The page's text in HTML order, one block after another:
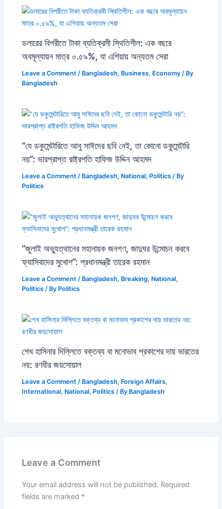
ডলারের বিপরীতে টাকা ব্যতিক্রমী স্থিতিশীল: এক বছরে
অবমূল্যায়ন মাত্র ০.৫৯%, যা এশিয়ায় অন্যতম সেরা
Leave a Comment / Bangladesh, Business, Economy / By
Bangladesh
“যে ডকুমেন্টারিতে আবু সাঈদের ছবি নেই, তা কোনো ডকুমেন্টারি
নয়”: ভারপ্রাপ্ত রাষ্ট্রপতি হাফিজ উদ্দিন আহমদ
Leave a Comment / Bangladesh, National, Politics / By
Politics
“জুলাই অভ্যুত্থানের মহানায়ক জনগণ, জাদুঘর উন্মোচন করবে
ফ্যাসিবাদের মুখোশ”: প্রধানমন্ত্রী তারেক রহমান
Leave a Comment / Bangladesh, Breaking, National,
Politics / By Politics
শেখ হাসিনার দিল্লিতে বক্তব্য বা মনোভাব প্রকাশের দায় ভারতের
নয়: রণধীর জয়সোয়াল
Leave a Comment / Bangladesh, Foreign Affairs,
International, National, Politics / By Bangladesh
Leave a Comment
Your email address will not be published. Required
fields are marked *